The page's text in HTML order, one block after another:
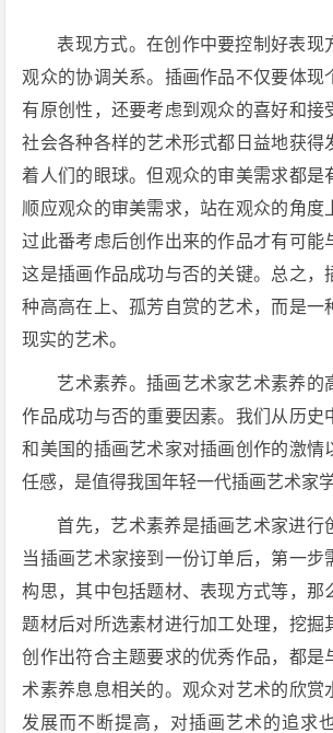
表现方式。在创作中要控制好表现
观众的协调关系。插画作品不仅要体现
有原创性，还要考虑到观众的喜好和接
社会各种各样的艺术形式都日益地获得
着人们的眼球。但观众的审美需求都是
顺应观众的审美需求，站在观众的角度
过此番考虑后创作出来的作品才有可能
这是插画作品成功与否的关键。总之，
种高高在上、孤芳自赏的艺术，而是一
现实的艺术。
艺术素养。插画艺术家艺术素养的
作品成功与否的重要因素。我们从历史
和美国的插画艺术家对插画创作的激情
任感，是值得我国年轻一代插画艺术家
首先，艺术素养是插画艺术家进行
当插画艺术家接到一份订单后，第一步
构思，其中包括题材、表现方式等，那
题材后对所选素材进行加工处理，挖掘
创作出符合主题要求的优秀作品，都是
术素养息息相关的。观众对艺术的欣赏
发展而不断提高，对插画艺术的追求